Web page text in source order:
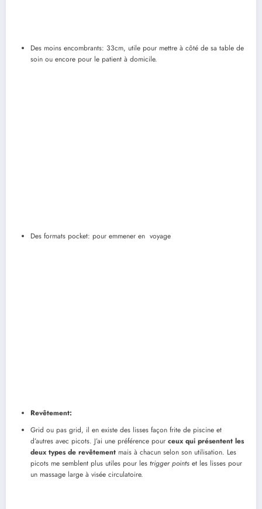
Des moins encombrants: 33cm, utile pour mettre à côté de sa table de
soin ou encore pour le patient à domicile.
Des formats pocket: pour emmener en voyage
Revêtement:
Grid ou pas grid, il en existe des lisses façon frite de piscine et
d’autres avec picots. J’ai une préférence pour ceux qui présentent les
deux types de revêtement mais à chacun selon son utilisation. Les
picots me semblent plus utiles pour les trigger points et les lisses pour
un massage large à visée circulatoire.